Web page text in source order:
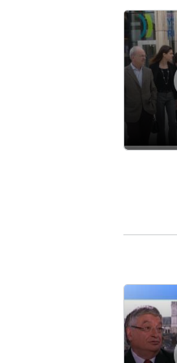
Lecteur audio
Lecteur audio